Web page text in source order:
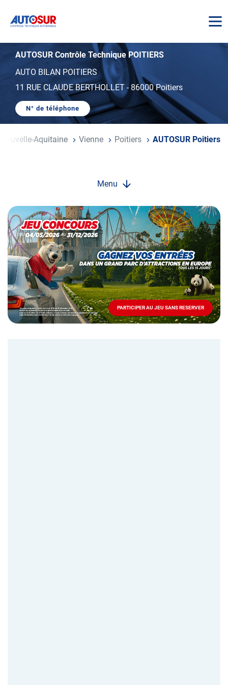
AUTOSUR
AUTOSUR Contrôle Technique POITIERS
AUTO BILAN POITIERS
11 RUE CLAUDE BERTHOLLET - 86000 Poitiers
N° de téléphone
AFFICHER
DE
TÉLÉPHONE
Nouvelle-Aquitaine Vienne Poitiers AUTOSUR Poitiers
Menu
Opération
spéciale
Mai
-
Décembre
2026
Locations
PARTICIPER AU JEU SANS RESERVER
PARTICIPER
AU
JEU